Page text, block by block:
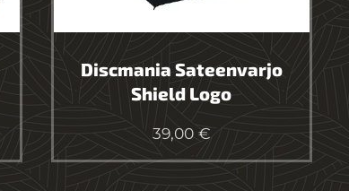
Discmania Sateenvarjo
Shield Logo
39,00€